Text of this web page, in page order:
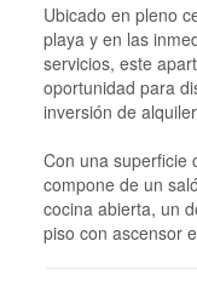
Ubicado en pleno centro de Rosas, a solo 150 metros de la
playa y en las
servicios, este
oportunidad para
inversión de
Con una superficie
compone de un
cocina abierta, un
piso con ascensor